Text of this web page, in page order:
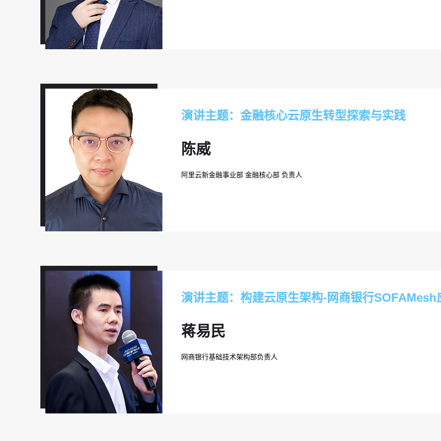
演讲主题：金融核心云原生转型探索与实践
陈威
阿里云新金融事业部 金融核心部 负责人
演讲主题：构建云原生架构-网商银行SOFAMesh
蒋易民
网商银行基础技术架构部负责人